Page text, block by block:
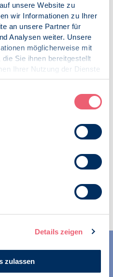
unsere Website zu
wir Informationen zu Ihrer
an unsere Partner für
Analysen weiter. Unsere
möglicherweise mit
Sie ihnen bereitgestellt
Ihrer Nutzung der Dienste
Details zeigen
zulassen